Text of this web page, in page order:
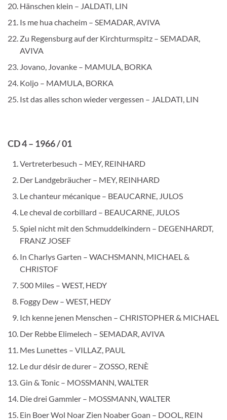
Hänschen klein – JALDATI, LIN
Is me hua chacheim – SEMADAR, AVIVA
Zu Regensburg auf der Kirchturmspitz – SEMADAR,
AVIVA
Jovano, Jovanke – MAMULA, BORKA
Koljo – MAMULA, BORKA
Ist das alles schon wieder vergessen – JALDATI, LIN
CD 4 – 1966 / 01
Vertreterbesuch – MEY, REINHARD
Der Landgebräucher – MEY, REINHARD
Le chanteur mécanique – BEAUCARNE, JULOS
Le cheval de corbillard – BEAUCARNE, JULOS
Spiel nicht mit den Schmuddelkindern – DEGENHARDT,
FRANZ JOSEF
In Charlys Garten – WACHSMANN, MICHAEL &
CHRISTOF
500 Miles – WEST, HEDY
Foggy Dew – WEST, HEDY
Ich kenne jenen Menschen – CHRISTOPHER & MICHAEL
Der Rebbe Elimelech – SEMADAR, AVIVA
Mes Lunettes – VILLAZ, PAUL
Le dur désir de durer – ZOSSO, RENÈ
Gin & Tonic – MOSSMANN, WALTER
Die drei Gammler – MOSSMANN, WALTER
Ein Boer Wol Noar Zien Noaber Goan – DOOL, REIN